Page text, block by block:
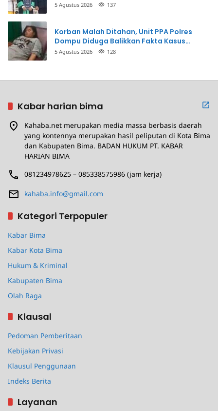
5 Agustus 2026 137
Korban Malah Ditahan, Unit PPA Polres
Dompu Diduga Balikkan Fakta Kasus
Penganiayaan
5 Agustus 2026 128
Kabar harian bima
Kahaba.net merupakan media massa berbasis daerah
yang kontennya merupakan hasil peliputan di Kota Bima
dan Kabupaten Bima. BADAN HUKUM PT. KABAR
HARIAN BIMA
081234978625 – 085338575986 (jam kerja)
kahaba.info@gmail.com
Kategori Terpopuler
Kabar Bima
Kabar Kota Bima
Hukum & Kriminal
Kabupaten Bima
Olah Raga
Klausal
Pedoman Pemberitaan
Kebijakan Privasi
Klausul Penggunaan
Indeks Berita
Layanan